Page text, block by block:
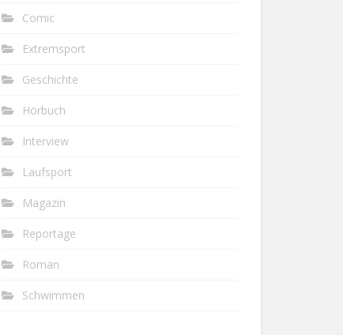
Comic
Extremsport
Geschichte
Hörbuch
Interview
Laufsport
Magazin
Reportage
Roman
Schwimmen